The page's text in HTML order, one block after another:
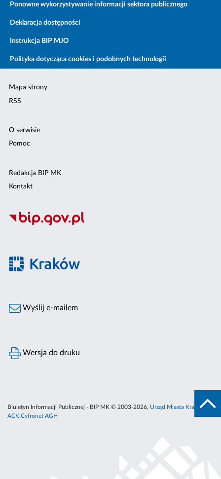
Ponowne wykorzystywanie informacji sektora publicznego
Deklaracja dostępności
Instrukcja BIP MJO
Polityka dotycząca cookies i podobnych technologii
Mapa strony
RSS
O serwisie
Pomoc
Redakcja BIP MK
Kontakt
Wyślij e-mailem
Wersja do druku
Biuletyn Informacji Publicznej - BIP MK © 2003-2026, Urząd Miasta Krakowa
ACK Cyfronet AGH